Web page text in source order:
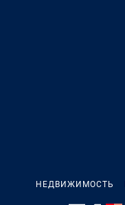
НЕДВИЖИМОСТЬ